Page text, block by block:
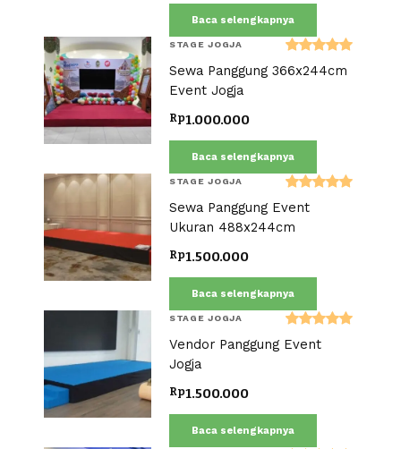
Baca selengkapnya
STAGE JOGJA
Dinilai
Sewa Panggung 366x244cm
Event Jogja
Rp1.000.000
Baca selengkapnya
STAGE JOGJA
Dinilai
Sewa Panggung Event
Ukuran 488x244cm
Rp1.500.000
Baca selengkapnya
STAGE JOGJA
Dinilai
Vendor Panggung Event
Jogja
Rp1.500.000
Baca selengkapnya